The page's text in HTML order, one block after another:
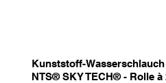
Kunststoff-Wasserschlauch
NTS® SKY TECH® - Rolle à